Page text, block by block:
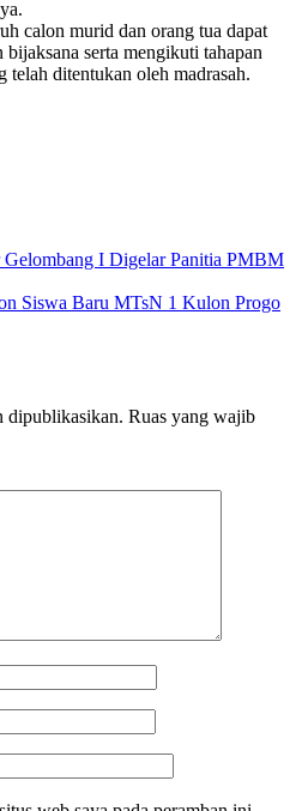
calon murid dan orang tua dapat
serta mengikuti tahapan
telah ditentukan oleh madrasah.
I Digelar Panitia PMBM
Siswa Baru MTsN 1 Kulon Progo
dipublikasikan. Ruas yang wajib